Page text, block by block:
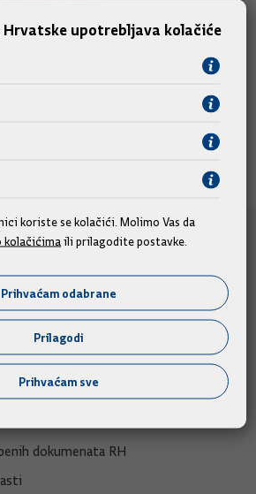
RH
dokumenata RH
Hrvatske upotrebljava kolačiće
koriste se kolačići. Molimo Vas da
kolačićimaili prilagodite postavke.
Prihvaćam odabrane
Prilagodi
Prihvaćam sve